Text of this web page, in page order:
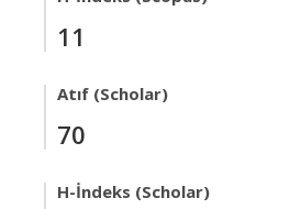
11
Atıf (Scholar)
70
H-İndeks (Scholar)